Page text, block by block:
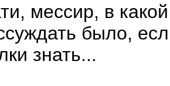
мессир, в
было,
знать...